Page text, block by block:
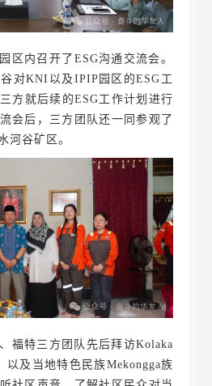
区内召开了ESG沟通交流会。
对KNI以及IPIP园区的ESG工
方就后续的ESG工作计划进行
会后，三方团队还一同参观了
河谷矿区。
福特三方团队先后拜访Kolaka
以及当地特色民族Mekongga族